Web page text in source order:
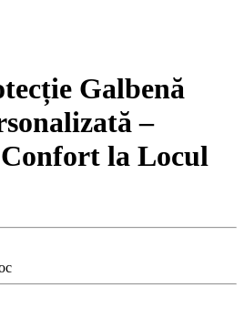
Galbenă
–
la Locul